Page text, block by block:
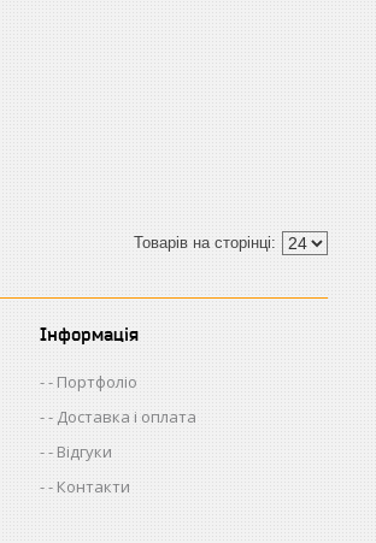
Інформація
- Портфоліо
- Доставка і оплата
- Відгуки
- Контакти